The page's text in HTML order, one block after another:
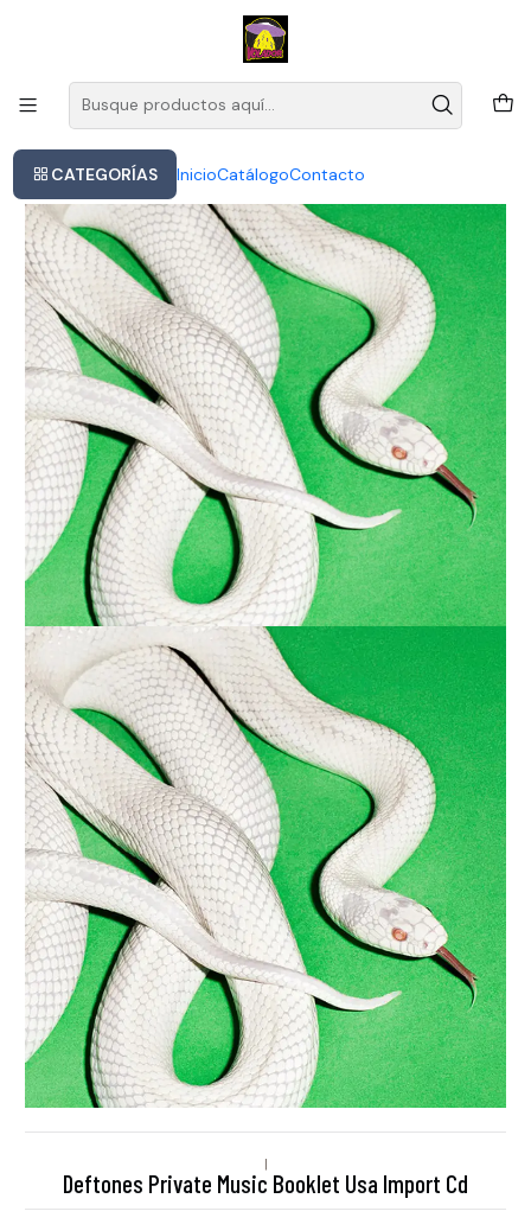
CATEGORÍAS InicioCatálogoContacto
Este es el texto del slide
|
Deftones Private Music Booklet Usa Import Cd